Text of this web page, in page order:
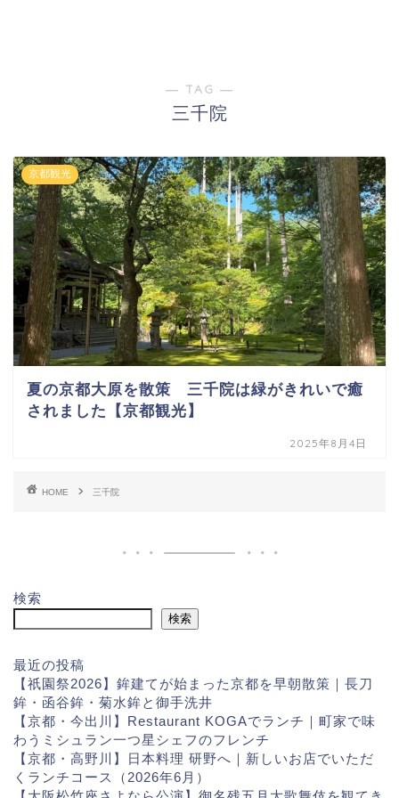
― TAG ―
三千院
京都観光
夏の京都大原を散策 三千院は緑がきれいで癒
されました【京都観光】
2025年8月4日
HOME 三千院
検索
検索
最近の投稿
【祇園祭2026】鉾建てが始まった京都を早朝散策｜長刀
鉾・函谷鉾・菊水鉾と御手洗井
【京都・今出川】Restaurant KOGAでランチ｜町家で味
わうミシュラン一つ星シェフのフレンチ
【京都・高野川】日本料理 研野へ｜新しいお店でいただ
くランチコース（2026年6月）